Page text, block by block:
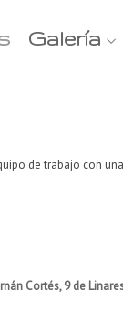
Galería
de trabajo con
Cortés, 9 de